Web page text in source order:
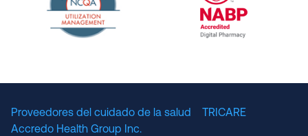
Proveedores del cuidado de la salud
TRICARE
Accredo Health Group Inc.